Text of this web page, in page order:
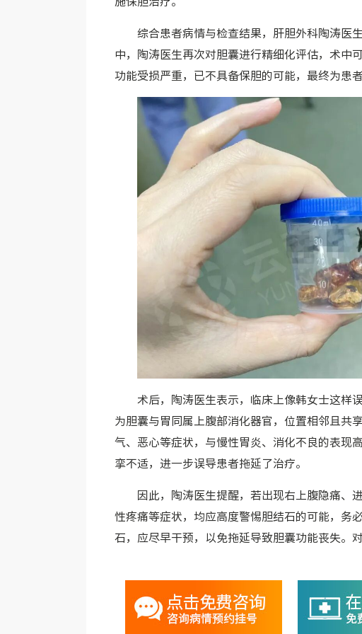
综合患者病情与检查结果，肝胆外科陶涛医
中，陶涛医生再次对胆囊进行精细化评估，术中
功能受损严重，已不具备保胆的可能，最终为患
术后，陶涛医生表示，临床上像韩女士这样
为胆囊与胃同属上腹部消化器官，位置相邻且共
气、恶心等症状，与慢性胃炎、消化不良的表现
挛不适，进一步误导患者拖延了治疗。
因此，陶涛医生提醒，若出现右上腹隐痛、
性疼痛等症状，均应高度警惕胆结石的可能，务
石，应尽早干预，以免拖延导致胆囊功能丧失。